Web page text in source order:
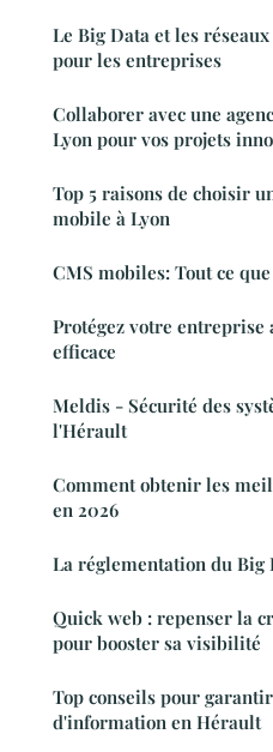
Le Big Data et les
pour les entreprises
Collaborer avec une
Lyon pour vos projets
Top 5 raisons de choisir
mobile à Lyon
CMS mobiles: Tout ce
Protégez votre entreprise
efficace
Meldis - Sécurité des
l'Hérault
Comment obtenir les
en 2026
La réglementation du Big
Quick web : repenser la
pour booster sa visibilité
Top conseils pour
d'information en Hérault